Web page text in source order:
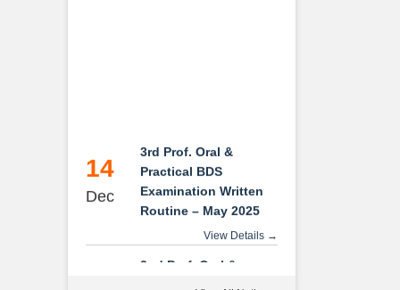
14
Dec
3rd Prof. Oral &
Practical BDS
Examination Written
Routine – May 2025
View Details →
2nd Prof. Oral &